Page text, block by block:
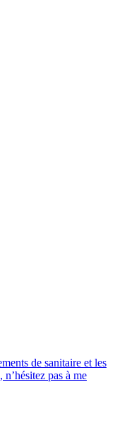
de sanitaire et les
n’hésitez pas à me